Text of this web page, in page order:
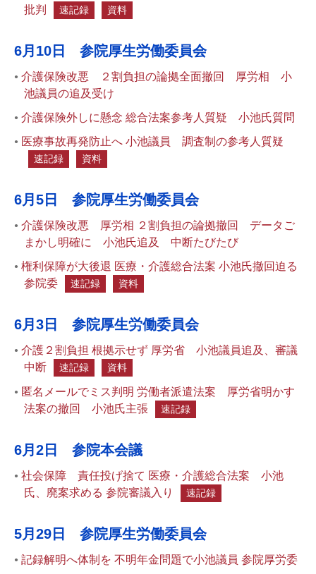
批判
速記録 資料
6月10日 参院厚生労働委員会
介護保険改悪 ２割負担の論拠全面撤回 厚労相 小
池議員の追及受け
介護保険外しに懸念 総合法案参考人質疑 小池氏質問
医療事故再発防止へ 小池議員 調査制の参考人質疑
速記録 資料
6月5日 参院厚生労働委員会
介護保険改悪 厚労相 ２割負担の論拠撤回 データご
まかし明確に 小池氏追及 中断たびたび
権利保障が大後退 医療・介護総合法案 小池氏撤回迫る
参院委
速記録 資料
6月3日 参院厚生労働委員会
介護２割負担 根拠示せず 厚労省 小池議員追及、審議
中断
速記録 資料
匿名メールでミス判明 労働者派遣法案 厚労省明かす
法案の撤回 小池氏主張
速記録
6月2日 参院本会議
社会保障 責任投げ捨て 医療・介護総合法案 小池
氏、廃案求める 参院審議入り
速記録
5月29日 参院厚生労働委員会
記録解明へ体制を 不明年金問題で小池議員 参院厚労委